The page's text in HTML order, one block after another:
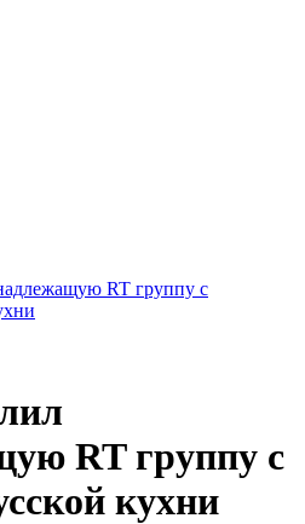
RT группу с
RT группу с
кухни